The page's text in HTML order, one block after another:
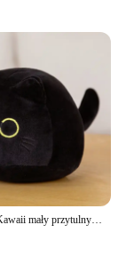
these
diverse
to build
your
design
of exercises,
your workout
7/11/20CM Kawaii mały przytulny czarny kot pluszowa lalka Cartoon nadziewane okrągła piłka kot pluszowa torba dziewczęca brelok wisiorek zabawki